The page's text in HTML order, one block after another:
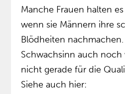
Manche Frauen halten
wenn sie Männern ihre
Blödheiten
Schwachsinn auch
nicht gerade für die
Siehe auch hier: